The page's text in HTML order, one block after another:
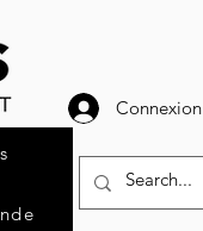
Connexion